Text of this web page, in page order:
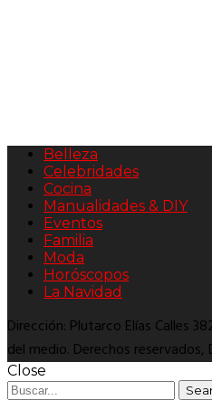
Belleza
Celebridades
Cocina
Manualidades & DIY
Eventos
Familia
Moda
Horóscopos
La Navidad
Dirección: Plutarco Elías Calles
del medio. Derechos
Close